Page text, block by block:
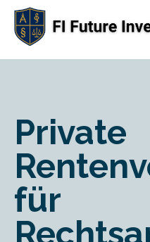
Private
für